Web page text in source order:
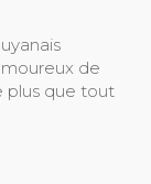
de
plus que tout